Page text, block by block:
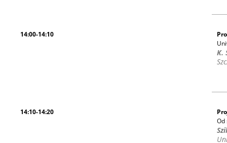
14:00-14:10
K.
14:10-14:20
Od